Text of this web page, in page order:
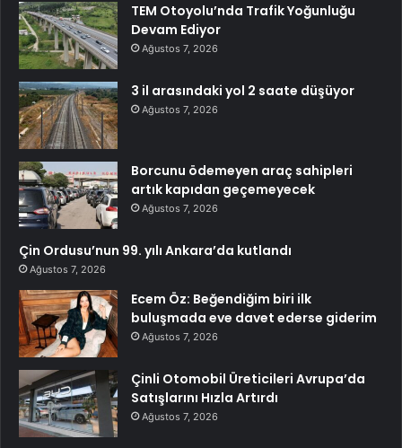
TEM Otoyolu’nda Trafik Yoğunluğu
Devam Ediyor
Ağustos 7, 2026
3 il arasındaki yol 2 saate düşüyor
Ağustos 7, 2026
Borcunu ödemeyen araç sahipleri
artık kapıdan geçemeyecek
Ağustos 7, 2026
Çin Ordusu’nun 99. yılı Ankara’da kutlandı
Ağustos 7, 2026
Ecem Öz: Beğendiğim biri ilk
buluşmada eve davet ederse giderim
Ağustos 7, 2026
Çinli Otomobil Üreticileri Avrupa’da
Satışlarını Hızla Artırdı
Ağustos 7, 2026